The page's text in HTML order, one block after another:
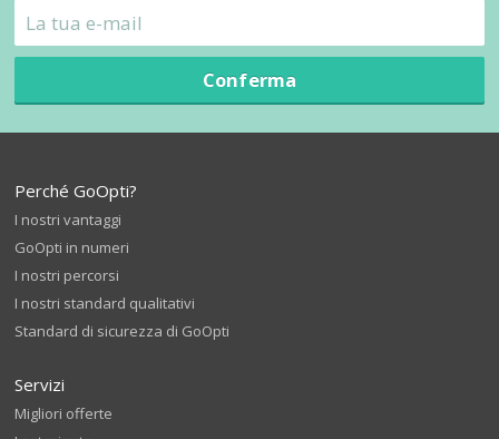
Conferma
Perché GoOpti?
I nostri vantaggi
GoOpti in numeri
I nostri percorsi
I nostri standard qualitativi
Standard di sicurezza di GoOpti
Servizi
Migliori offerte